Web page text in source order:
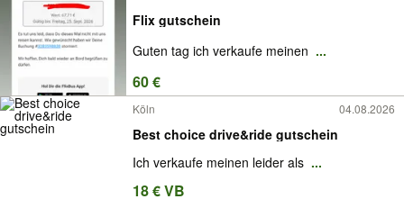
Flix gutschein
Guten tag ich verkaufe meinen ...
60 €
Köln 04.08.2026
Best choice drive&ride gutschein
Ich verkaufe meinen leider als ...
18 € VB